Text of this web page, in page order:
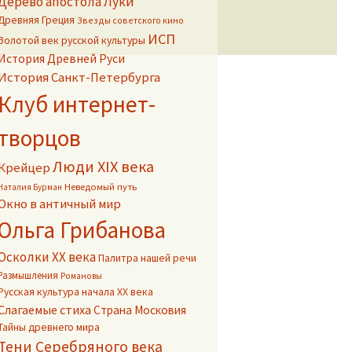
Греция Звезды советского кино
век русской культуры ИСП
Древней Руси
Санкт-Петербурга
Клуб интернет-
Люди XIX века
Бурман Неведомый путь
в античный мир
Грибанова
ХХ векаПалитра нашей речи
Романовы
культура начала ХХ века
стиха Страна Московия
древнего мира
Серебряного века